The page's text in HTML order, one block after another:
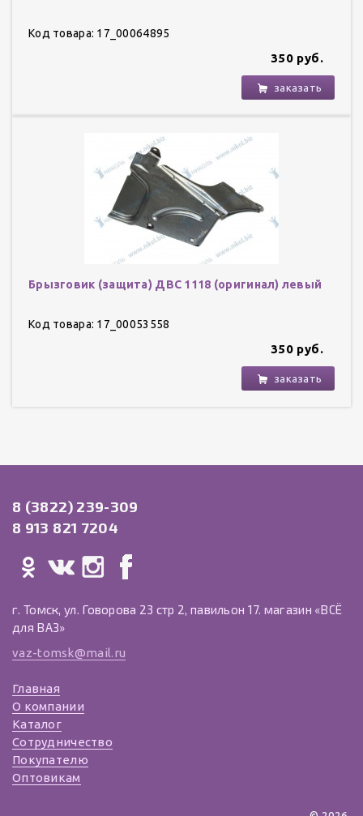
Код товара: 17_00064895
350 руб.
заказать
Брызговик (защита) ДВС 1118 (оригинал) левый
Код товара: 17_00053558
350 руб.
заказать
8 (3822) 239-309
8 913 821 7204
г. Томск, ул. Говорова 23 стр 2, павильон 17. магазин «ВСЁ
для ВАЗ»
vaz-tomsk@mail.ru
Главная
О компании
Каталог
Сотрудничество
Покупателю
Оптовикам